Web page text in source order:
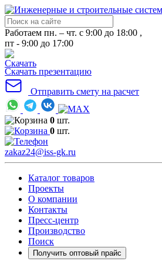
Работаем пн. – чт. с 9:00 до 18:00 ,
пт - 9:00 до 17:00
Скачать презентацию
Отправить смету на расчет
0 шт.
0 шт.
zakaz24@iss-gk.ru
Каталог товаров
Проекты
О компании
Контакты
Пресс-центр
Производство
Поиск
Получить оптовый прайс